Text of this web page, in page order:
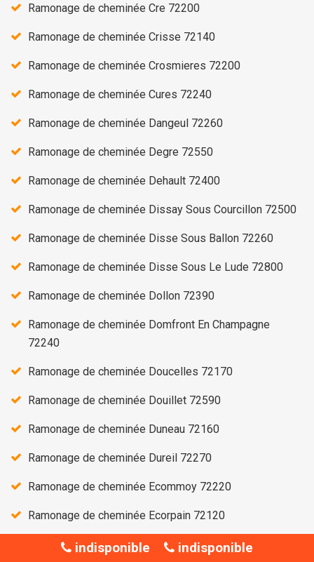
indisponible indisponible
Ramonage de cheminée Cre 72200
Ramonage de cheminée Crisse 72140
Ramonage de cheminée Crosmieres 72200
Ramonage de cheminée Cures 72240
Ramonage de cheminée Dangeul 72260
Ramonage de cheminée Degre 72550
Ramonage de cheminée Dehault 72400
Ramonage de cheminée Dissay Sous Courcillon 72500
Ramonage de cheminée Disse Sous Ballon 72260
Ramonage de cheminée Disse Sous Le Lude 72800
Ramonage de cheminée Dollon 72390
Ramonage de cheminée Domfront En Champagne
72240
Ramonage de cheminée Doucelles 72170
Ramonage de cheminée Douillet 72590
Ramonage de cheminée Duneau 72160
Ramonage de cheminée Dureil 72270
Ramonage de cheminée Ecommoy 72220
Ramonage de cheminée Ecorpain 72120
Ramonage de cheminée Epineu Le Chevreuil 72540